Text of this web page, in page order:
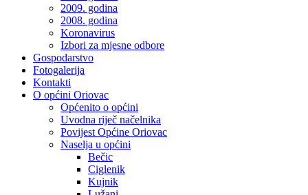
2009. godina
2008. godina
Koronavirus
Izbori za mjesne odbore
Gospodarstvo
Fotogalerija
Kontakti
O općini Oriovac
Općenito o općini
Uvodna riječ načelnika
Povijest Općine Oriovac
Naselja u općini
Bečic
Ciglenik
Kujnik